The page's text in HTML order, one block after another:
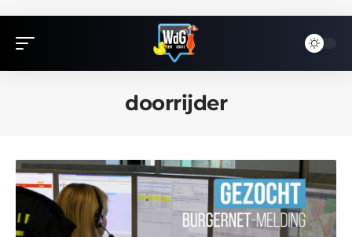
doorrijder